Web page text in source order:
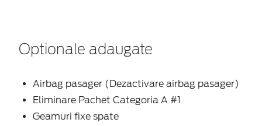
Optionale adaugate
Airbag pasager (Dezactivare airbag pasager)
Eliminare Pachet Categoria A #1
Geamuri fixe spate